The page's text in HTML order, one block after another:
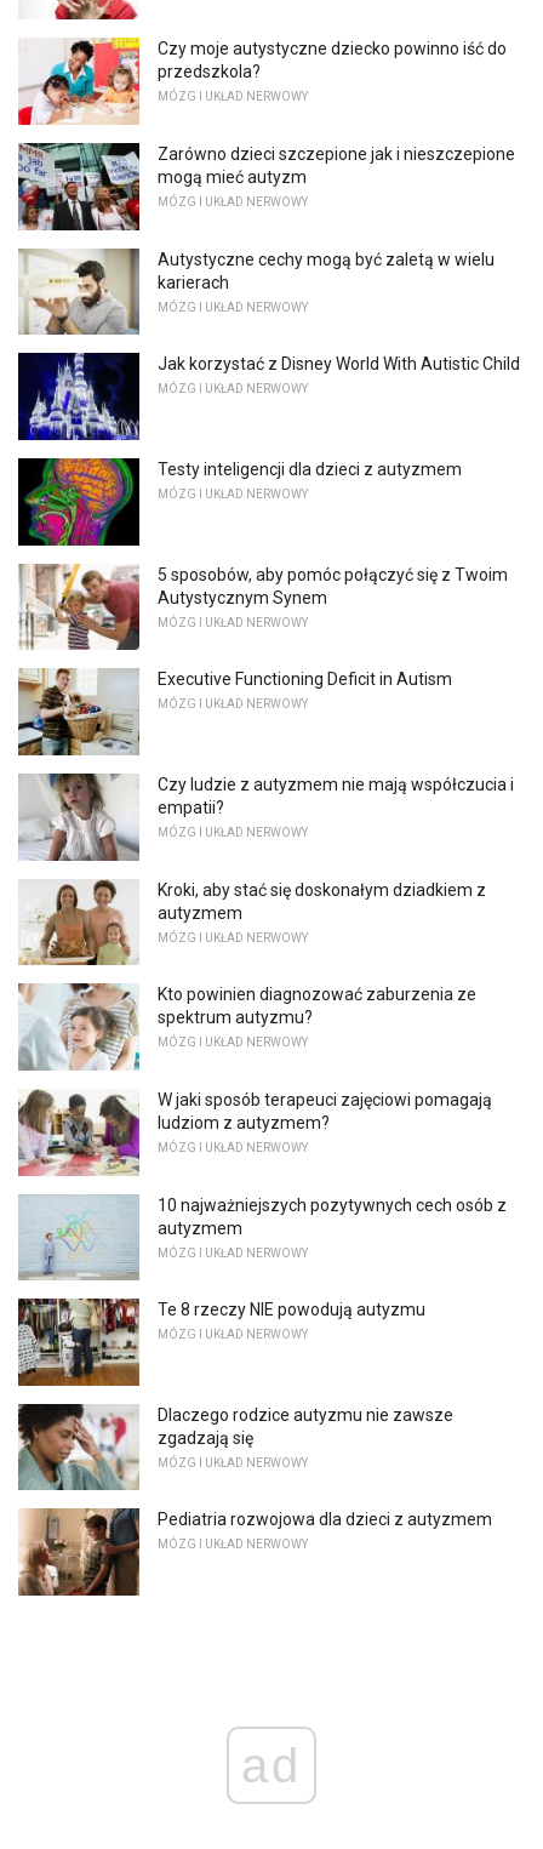
Czy moje autystyczne dziecko powinno iść do
przedszkola?
MÓZG I UKŁAD NERWOWY
Zarówno dzieci szczepione jak i nieszczepione
mogą mieć autyzm
MÓZG I UKŁAD NERWOWY
Autystyczne cechy mogą być zaletą w wielu
karierach
MÓZG I UKŁAD NERWOWY
Jak korzystać z Disney World With Autistic Child
MÓZG I UKŁAD NERWOWY
Testy inteligencji dla dzieci z autyzmem
MÓZG I UKŁAD NERWOWY
5 sposobów, aby pomóc połączyć się z Twoim
Autystycznym Synem
MÓZG I UKŁAD NERWOWY
Executive Functioning Deficit in Autism
MÓZG I UKŁAD NERWOWY
Czy ludzie z autyzmem nie mają współczucia i
empatii?
MÓZG I UKŁAD NERWOWY
Kroki, aby stać się doskonałym dziadkiem z
autyzmem
MÓZG I UKŁAD NERWOWY
Kto powinien diagnozować zaburzenia ze
spektrum autyzmu?
MÓZG I UKŁAD NERWOWY
W jaki sposób terapeuci zajęciowi pomagają
ludziom z autyzmem?
MÓZG I UKŁAD NERWOWY
10 najważniejszych pozytywnych cech osób z
autyzmem
MÓZG I UKŁAD NERWOWY
Te 8 rzeczy NIE powodują autyzmu
MÓZG I UKŁAD NERWOWY
Dlaczego rodzice autyzmu nie zawsze
zgadzają się
MÓZG I UKŁAD NERWOWY
Pediatria rozwojowa dla dzieci z autyzmem
MÓZG I UKŁAD NERWOWY
ad